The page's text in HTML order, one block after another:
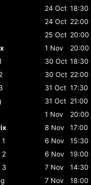
24 Oct 18:30
24 Oct 22:00
25 Oct 20:00
1 Nov
20:00
30 Oct 18:30
30 Oct 22:00
31 Oct 17:30
31 Oct 21:00
1 Nov
20:00
8 Nov
17:00
6 Nov
15:30
2 6 Nov
19:00
3 7 Nov
14:30
7 Nov
18:00